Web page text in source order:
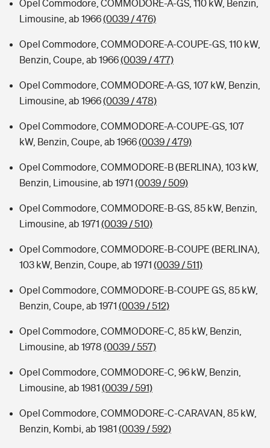
Opel Commodore, COMMODORE-A-GS, 110 kW, Benzin,
Limousine, ab 1966(0039 / 476)
Opel Commodore, COMMODORE-A-COUPE-GS, 110 kW,
Benzin, Coupe, ab 1966(0039 / 477)
Opel Commodore, COMMODORE-A-GS, 107 kW, Benzin,
Limousine, ab 1966(0039 / 478)
Opel Commodore, COMMODORE-A-COUPE-GS, 107
kW, Benzin, Coupe, ab 1966(0039 / 479)
Opel Commodore, COMMODORE-B (BERLINA), 103 kW,
Benzin, Limousine, ab 1971 (0039 / 509)
Opel Commodore, COMMODORE-B-GS, 85 kW, Benzin,
Limousine, ab 1971 (0039 / 510)
Opel Commodore, COMMODORE-B-COUPE (BERLINA),
103 kW, Benzin, Coupe, ab 1971 (0039 / 511)
Opel Commodore, COMMODORE-B-COUPE GS, 85 kW,
Benzin, Coupe, ab 1971 (0039 / 512)
Opel Commodore, COMMODORE-C, 85 kW, Benzin,
Limousine, ab 1978 (0039 / 557)
Opel Commodore, COMMODORE-C, 96 kW, Benzin,
Limousine, ab 1981 (0039 / 591)
Opel Commodore, COMMODORE-C-CARAVAN, 85 kW,
Benzin, Kombi, ab 1981 (0039 / 592)